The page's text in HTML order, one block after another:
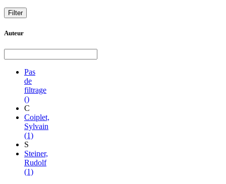
Auteur
Pas
de
filtrage
()
C
Coiplet,
Sylvain
(1)
S
Steiner,
Rudolf
(1)